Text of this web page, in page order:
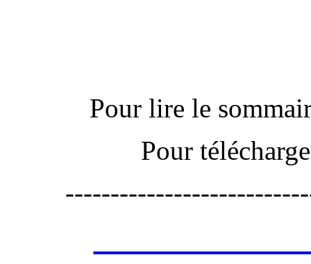
Pour lire le
Pour